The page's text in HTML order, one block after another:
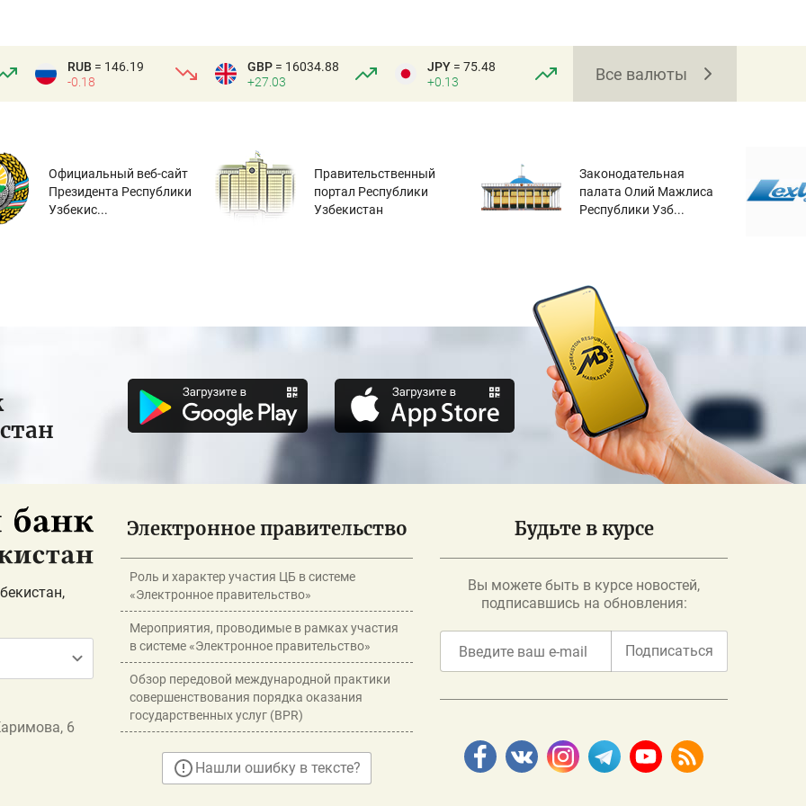
RUB = 146.19
-0.18
GBP = 16034.88
+27.03
JPY = 75.48
+0.13
Все валюты
Официальный веб-сайт
Президента Республики
Узбекис...
Правительственный
портал Республики
Узбекистан
Законодательная
палата Олий Мажлиса
Республики Узб...
6
Электронное правительство
Роль и характер участия ЦБ в системе
«Электронное правительство»
Мероприятия, проводимые в рамках участия
в системе «Электронное правительство»
Обзор передовой международной практики
совершенствования порядка оказания
государственных услуг (BPR)
Нашли ошибку в тексте?
Будьте в курсе
Вы можете быть в курсе новостей,
подписавшись на обновления:
Подписаться